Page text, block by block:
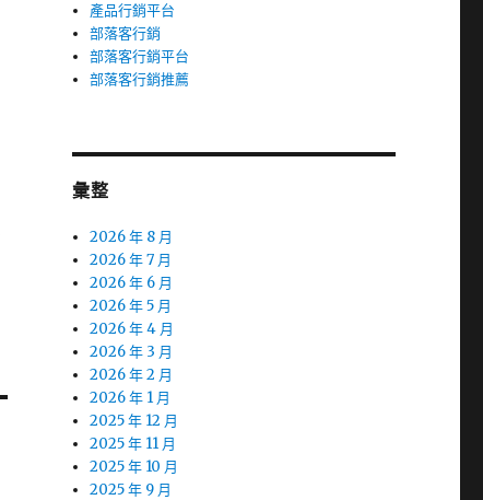
產品行銷平台
部落客行銷
部落客行銷平台
部落客行銷推薦
彙整
2026 年 8 月
2026 年 7 月
2026 年 6 月
2026 年 5 月
2026 年 4 月
2026 年 3 月
2026 年 2 月
2026 年 1 月
2025 年 12 月
2025 年 11 月
2025 年 10 月
2025 年 9 月